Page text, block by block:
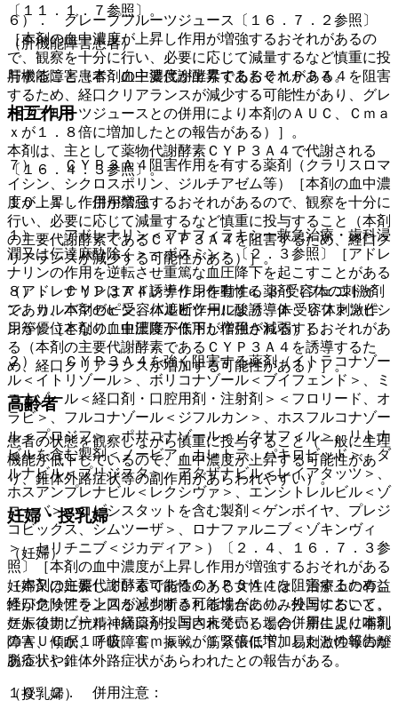
６）． グレープフルーツジュース〔１６．７．２参照〕
［本剤の血中濃度が上昇し作用が増強するおそれがあるの
で、観察を十分に行い、必要に応じて減量するなど慎重に投
与すること（本剤の主要代謝酵素であるＣＹＰ３Ａ４を阻害
するため、経口クリアランスが減少する可能性があり、グレ
ープフルーツジュースとの併用により本剤のＡＵＣ、Ｃｍａ
ｘが１．８倍に増加したとの報告がある）］。
７）． ＣＹＰ３Ａ４阻害作用を有する薬剤（クラリスロマ
イシン、シクロスポリン、ジルチアゼム等）［本剤の血中濃
度が上昇し作用が増強するおそれがあるので、観察を十分に
行い、必要に応じて減量するなど慎重に投与すること（本剤
の主要代謝酵素であるＣＹＰ３Ａ４を阻害するため、経口ク
リアランスが減少する可能性がある）］。
８）． ＣＹＰ３Ａ４誘導作用を有する薬剤（フェニトイ
ン、カルバマゼピン、バルビツール酸誘導体、リファンピシ
ン等）［本剤の血中濃度が低下し作用が減弱するおそれがあ
る（本剤の主要代謝酵素であるＣＹＰ３Ａ４を誘導するた
め、経口クリアランスが増加する可能性がある）］。
高齢者
患者の状態を観察しながら慎重に投与すること（一般に生理
機能が低下しているので、血中濃度が上昇する可能性があ
り、錐体外路症状等の副作用があらわれやすい）。
妊婦・授乳婦
（妊婦）
妊婦又は妊娠している可能性のある女性には、治療上の有益
性が危険性を上回ると判断される場合にのみ投与すること。
妊娠後期に抗精神病薬が投与されている場合、新生児に哺乳
障害、傾眠、呼吸障害、振戦、筋緊張低下、易刺激性等の離
脱症状や錐体外路症状があらわれたとの報告がある。
（授乳婦）
〔１１．１．７参照〕。
（肝機能障害患者）
肝機能障害患者：血中濃度が上昇するおそれがある。
相互作用
本剤は、主として薬物代謝酵素ＣＹＰ３Ａ４で代謝される
〔１６．４．３参照〕。
１０．１． 併用禁忌：
１）． アドレナリン＜アナフィラキシー救急治療・歯科浸
潤又は伝達麻酔除く＞＜ボスミン＞〔２．３参照〕［アドレ
ナリンの作用を逆転させ重篤な血圧降下を起こすことがある
（アドレナリンはアドレナリン作動性α、β−受容体の刺激剤
であり、本剤のα−受容体遮断作用により、β−受容体刺激作
用が優位となり、血圧降下作用が増強される）］。
２）． ＣＹＰ３Ａ４を強く阻害する薬剤（イトラコナゾー
ル＜イトリゾール＞、ボリコナゾール＜ブイフェンド＞、ミ
コナゾール＜経口剤・口腔用剤・注射剤＞＜フロリード、オ
ラビ＞、フルコナゾール＜ジフルカン＞、ホスフルコナゾー
ル＜プロジフ＞、ポサコナゾール＜ノクサフィル＞、リトナ
ビルを含む製剤＜ノービア、カレトラ、パキロビッド＞、ダ
ルナビル＜プリジスタ＞、アタザナビル＜レイアタッツ＞、
ホスアンプレナビル＜レクシヴァ＞、エンシトレルビル＜ゾ
コーバ＞、コビシスタットを含む製剤＜ゲンボイヤ、プレジ
コビックス、シムツーザ＞、ロナファルニブ＜ゾキンヴィ
＞、セリチニブ＜ジカディア＞）〔２．４、１６．７．３参
照〕［本剤の血中濃度が上昇し作用が増強するおそれがある
（本剤の主要代謝酵素であるＣＹＰ３Ａ４を阻害するため、
経口クリアランスが減少する可能性があり、外国において、
ケトコナゾール（経口剤：国内未発売）との併用により本剤
のＡＵＣが１７倍、Ｃｍａｘが１３倍に増加したとの報告が
ある）］。
１０．２． 併用注意：